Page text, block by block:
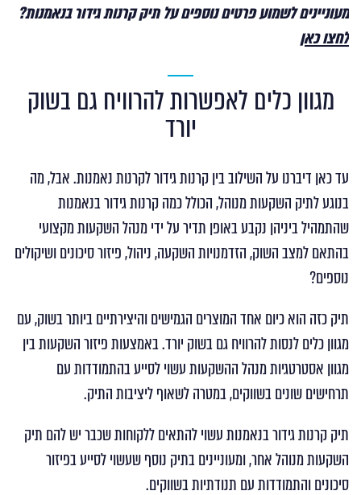
מעוניינים לשמוע פרטים נוספים על תיק קרנות גידור בנאמנות?
לחצו כאן
מגוון כלים לאפשרות להרוויח גם בשוק
יורד
עד כאן דיברנו על השילוב בין קרנות גידור לקרנות נאמנות. אבל, מה
בנוגע לתיק השקעות מנוהל, הכולל כמה קרנות גידור בנאמנות
שהתמהיל ביניהן נקבע באופן תדיר על ידי מנהל השקעות מקצועי
בהתאם למצב השוק, הזדמנויות השקעה, ניהול, פיזור סיכונים ושיקולים
נוספים?
תיק כזה הוא כיום אחד המוצרים הגמישים והיצירתיים ביותר בשוק, עם
מגוון כלים לנסות להרוויח גם בשוק יורד. באמצעות פיזור השקעות בין
מגוון אסטרטגיות מנהל ההשקעות עשוי לסייע בהתמודדות עם
תרחישים שונים בשווקים, במטרה לשאוף ליציבות התיק.
תיק קרנות גידור בנאמנות עשוי להתאים ללקוחות שכבר יש להם תיק
השקעות מנוהל אחר, ומעוניינים בתיק נוסף שעשוי לסייע בפיזור
סיכונים והתמודדות עם תנודתיות בשווקים.